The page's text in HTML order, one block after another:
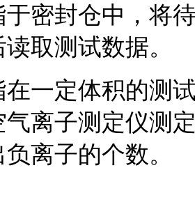
密封仓中，将
取测试数据。
一定体积的测
气离子测定仪测
离子的个数。